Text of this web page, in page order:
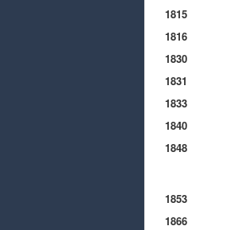
1815
1816
1830
1831
1833
1840
1848
1853
1866